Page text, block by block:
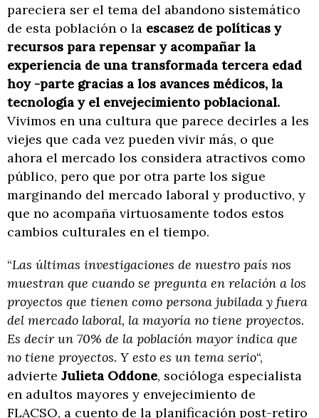
pareciera ser el tema del abandono sistemático
de esta población o la escasez de políticas y
recursos para repensar y acompañar la
experiencia de una transformada tercera edad
hoy -parte gracias a los avances médicos, la
tecnología y el envejecimiento poblacional.
Vivimos en una cultura que parece decirles a les
viejes que cada vez pueden vivir más, o que
ahora el mercado los considera atractivos como
público, pero que por otra parte los sigue
marginando del mercado laboral y productivo, y
que no acompaña virtuosamente todos estos
cambios culturales en el tiempo.
“Las últimas investigaciones de nuestro país nos
muestran que cuando se pregunta en relación a los
proyectos que tienen como persona jubilada y fuera
del mercado laboral, la mayoría no tiene proyectos.
Es decir un 70% de la población mayor indica que
no tiene proyectos. Y esto es un tema serio“,
advierte Julieta Oddone, socióloga especialista
en adultos mayores y envejecimiento de
FLACSO, a cuento de la planificación post-retiro